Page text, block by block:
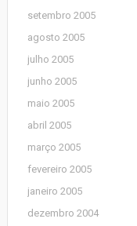
setembro 2005
agosto 2005
julho 2005
junho 2005
maio 2005
abril 2005
março 2005
fevereiro 2005
janeiro 2005
dezembro 2004